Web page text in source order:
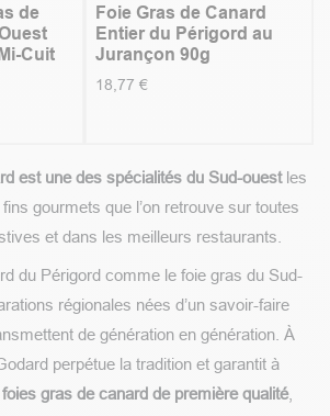
de
Cuit
Foie Gras de Canard
Entier du Périgord au
Jurançon 90g
18,77 €
est une des spécialités du Sud-ouestles
gourmets que l’on retrouve sur toutes
et dans les meilleurs restaurants.
du Périgord comme le foie gras du Sud-
régionales nées d’un savoir-faire
de génération en génération. À
perpétue la tradition et garantit à
gras de canard de première qualité,